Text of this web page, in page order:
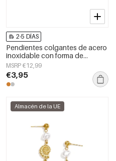
2-5 DÍAS
Pendientes colgantes de acero
inoxidable con forma de
corazón, sencillos, de la serie
Daily Simple, joyería para mujer.
MSRP €12,99
€3,95
Almacén de la UE